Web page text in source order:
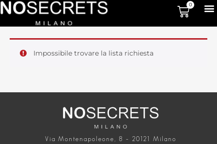
0
Impossibile trovare la lista richiesta
Via Montenapoleone, 8 – 20121 Milano